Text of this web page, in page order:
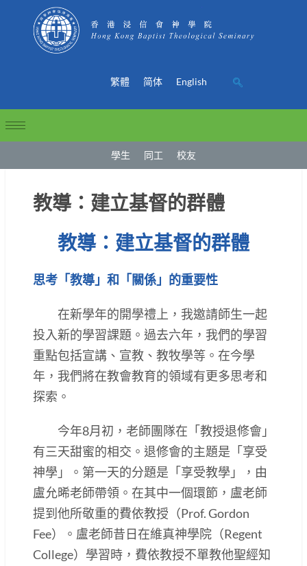
繁體 简体 English
學生 同工 校友
教導：建立基督的群體
教導：建立基督的群體
思考「教導」和「關係」的重要性
在新學年的開學禮上，我邀請師生一起
投入新的學習課題。過去六年，我們的學習
重點包括宣講、宣教、教牧學等。在今學
年，我們將在教會教育的領域有更多思考和
探索。
今年8月初，老師團隊在「教授退修會」
有三天甜蜜的相交。退修會的主題是「享受
神學」。第一天的分題是「享受教學」，由
盧允晞老師帶領。在其中一個環節，盧老師
提到他所敬重的費依教授（Prof. Gordon
Fee）。盧老師昔日在維真神學院（Regent
College）學習時，費依教授不單教他聖經知